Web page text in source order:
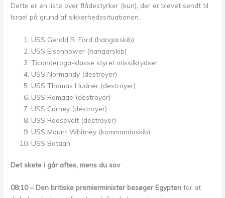
Dette er en liste over flådestyrker (kun), der er blevet sendt til
Israel på grund af sikkerhedssituationen.
USS Gerald R. Ford (hangarskib)
USS Eisenhower (hangarskib)
Ticonderoga-klasse styret missilkrydser
USS Normandy (destroyer)
USS Thomas Hudner (destroyer)
USS Ramage (destroyer)
USS Carney (destroyer)
USS Roosevelt (destroyer)
USS Mount Whitney (kommandoskib)
USS Bataan
Det skete i går aftes, mens du sov
08:10 – Den britiske premierminister besøger Egypten for at